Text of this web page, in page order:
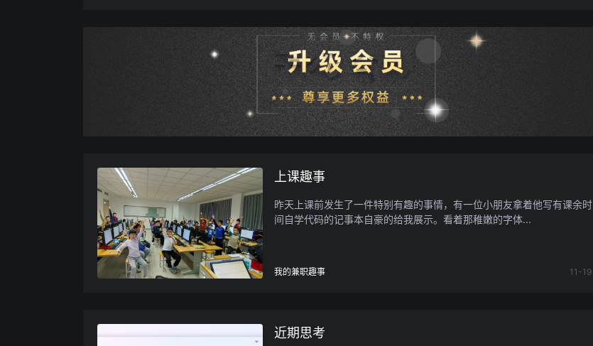
上课趣事
昨天上课前发生了一件特别有趣的事情，有一位小朋友拿着他写有课余时
间自学代码的记事本自豪的给我展示。看着那稚嫩的字体...
我的兼职趣事 11-19
近期思考